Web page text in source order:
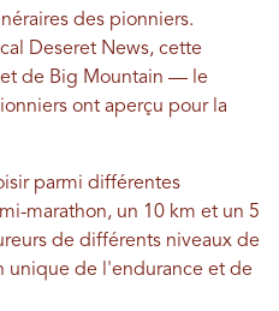
des pionniers.
Deseret News, cette
de Big Mountain — le
ont aperçu pour la
parmi différentes
marathon, un 10 km et un 5
de différents niveaux de
unique de l'endurance et de